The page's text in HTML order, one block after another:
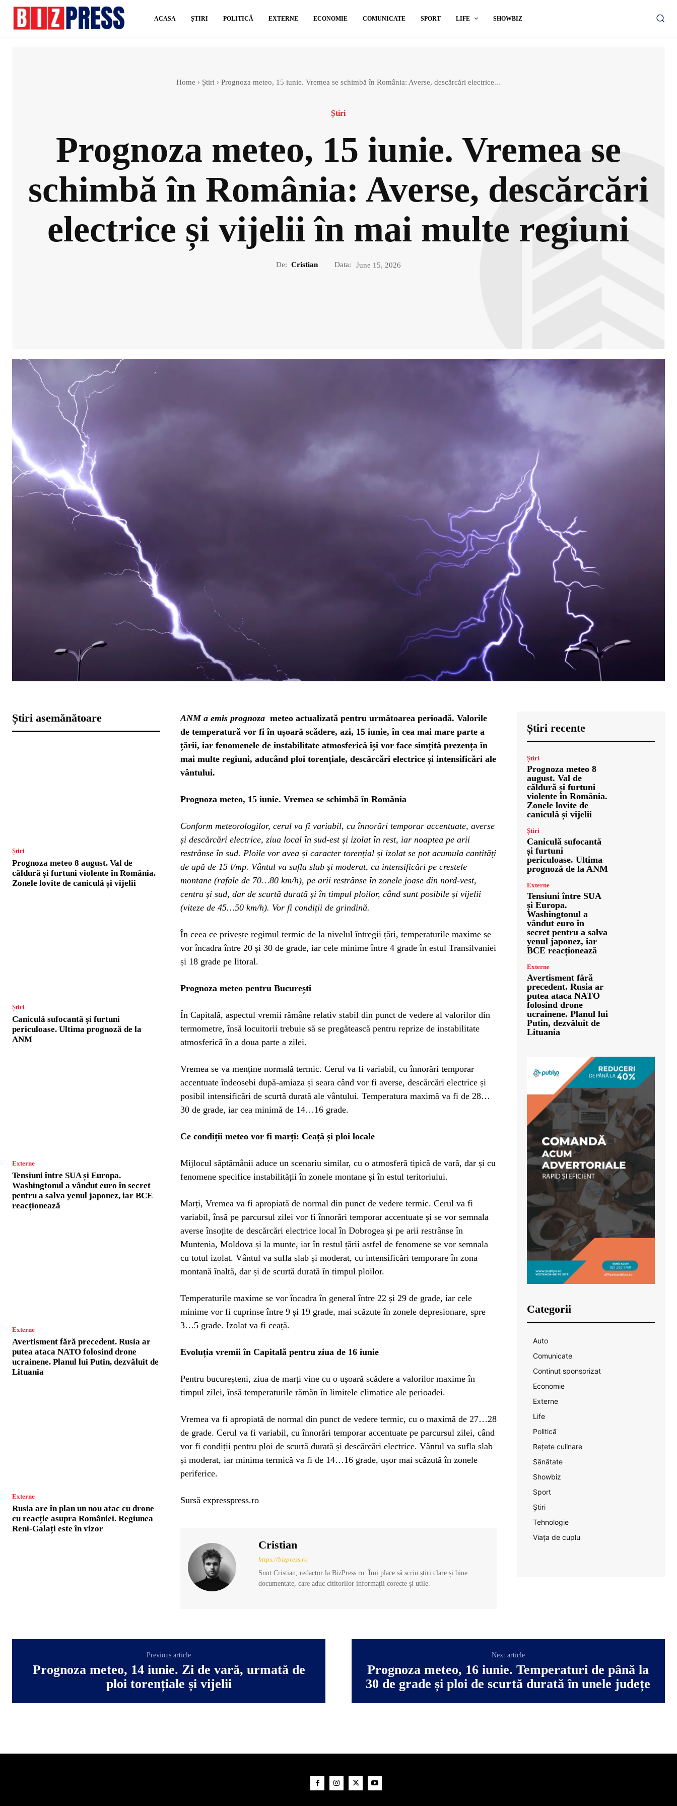
ACASA ȘTIRI POLITICĂ EXTERNE ECONOMIE COMUNICATE SPORT LIFE SHOWBIZ
Home Știri Prognoza meteo, 15 iunie. Vremea se schimbă în România: Averse, descărcări electrice...
Știri
Prognoza meteo, 15 iunie. Vremea se
schimbă în România: Averse, descărcări
electrice și vijelii în mai multe regiuni
De: Cristian Data: June 15, 2026
Știri asemănătoare
Știri
Prognoza meteo 8 august. Val de
căldură și furtuni violente în România.
Zonele lovite de caniculă și vijelii
Știri
Caniculă sufocantă și furtuni
periculoase. Ultima prognoză de la
ANM
Externe
Tensiuni între SUA și Europa.
Washingtonul a vândut euro în secret
pentru a salva yenul japonez, iar BCE
reacționează
Externe
Avertisment fără precedent. Rusia ar
putea ataca NATO folosind drone
ucrainene. Planul lui Putin, dezvăluit de
Lituania
Externe
Rusia are în plan un nou atac cu drone
cu reacție asupra României. Regiunea
Reni-Galați este în vizor
ANM a emis prognoza meteo actualizată pentru următoarea perioadă. Valorile
de temperatură vor fi în ușoară scădere, azi, 15 iunie, în cea mai mare parte a
țării, iar fenomenele de instabilitate atmosferică își vor face simțită prezența în
mai multe regiuni, aducând ploi torențiale, descărcări electrice și intensificări ale
vântului.
Prognoza meteo, 15 iunie. Vremea se schimbă în România
Conform meteorologilor, cerul va fi variabil, cu înnorări temporar accentuate, averse
și descărcări electrice, ziua local în sud-est și izolat în rest, iar noaptea pe arii
restrânse în sud. Ploile vor avea și caracter torențial și izolat se pot acumula cantități
de apă de 15 l/mp. Vântul va sufla slab și moderat, cu intensificări pe crestele
montane (rafale de 70…80 km/h), pe arii restrânse în zonele joase din nord-vest,
centru și sud, dar de scurtă durată și în timpul ploilor, când sunt posibile și vijelii
(viteze de 45…50 km/h). Vor fi condiții de grindină.
În ceea ce privește regimul termic de la nivelul întregii țări, temperaturile maxime se
vor încadra între 20 și 30 de grade, iar cele minime între 4 grade în estul Transilvaniei
și 18 grade pe litoral.
Prognoza meteo pentru București
În Capitală, aspectul vremii rămâne relativ stabil din punct de vedere al valorilor din
termometre, însă locuitorii trebuie să se pregătească pentru reprize de instabilitate
atmosferică în a doua parte a zilei.
Vremea se va menține normală termic. Cerul va fi variabil, cu înnorări temporar
accentuate îndeosebi după-amiaza și seara când vor fi averse, descărcări electrice și
posibil intensificări de scurtă durată ale vântului. Temperatura maximă va fi de 28…
30 de grade, iar cea minimă de 14…16 grade.
Ce condiții meteo vor fi marți: Ceață și ploi locale
Mijlocul săptămânii aduce un scenariu similar, cu o atmosferă tipică de vară, dar și cu
fenomene specifice instabilității în zonele montane și în estul teritoriului.
Marți, Vremea va fi apropiată de normal din punct de vedere termic. Cerul va fi
variabil, însă pe parcursul zilei vor fi înnorări temporar accentuate și se vor semnala
averse însoțite de descărcări electrice local în Dobrogea și pe arii restrânse în
Muntenia, Moldova și la munte, iar în restul țării astfel de fenomene se vor semnala
cu totul izolat. Vântul va sufla slab și moderat, cu intensificări temporare în zona
montană înaltă, dar și de scurtă durată în timpul ploilor.
Temperaturile maxime se vor încadra în general între 22 și 29 de grade, iar cele
minime vor fi cuprinse între 9 și 19 grade, mai scăzute în zonele depresionare, spre
3…5 grade. Izolat va fi ceață.
Evoluția vremii în Capitală pentru ziua de 16 iunie
Pentru bucureșteni, ziua de marți vine cu o ușoară scădere a valorilor maxime în
timpul zilei, însă temperaturile rămân în limitele climatice ale perioadei.
Vremea va fi apropiată de normal din punct de vedere termic, cu o maximă de 27…28
de grade. Cerul va fi variabil, cu înnorări temporar accentuate pe parcursul zilei, când
vor fi condiții pentru ploi de scurtă durată și descărcări electrice. Vântul va sufla slab
și moderat, iar minima termică va fi de 14…16 grade, ușor mai scăzută în zonele
periferice.
Sursă expresspress.ro
Cristian
https://bizpress.ro
Sunt Cristian, redactor la BizPress.ro. Îmi place să scriu știri clare și bine
documentate, care aduc cititorilor informații corecte și utile.
Știri recente
Știri
Prognoza meteo 8
august. Val de
căldură și furtuni
violente în România.
Zonele lovite de
caniculă și vijelii
Știri
Caniculă sufocantă
și furtuni
periculoase. Ultima
prognoză de la ANM
Externe
Tensiuni între SUA
și Europa.
Washingtonul a
vândut euro în
secret pentru a salva
yenul japonez, iar
BCE reacționează
Externe
Avertisment fără
precedent. Rusia ar
putea ataca NATO
folosind drone
ucrainene. Planul lui
Putin, dezvăluit de
Lituania
Categorii
Auto
Comunicate
Continut sponsorizat
Economie
Externe
Life
Politică
Rețete culinare
Sănătate
Showbiz
Sport
Știri
Tehnologie
Viața de cuplu
Previous article
Prognoza meteo, 14 iunie. Zi de vară, urmată de
ploi torențiale și vijelii
Next article
Prognoza meteo, 16 iunie. Temperaturi de până la
30 de grade și ploi de scurtă durată în unele județe